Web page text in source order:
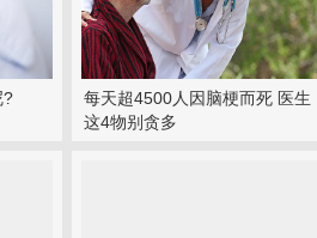
?
每天超4500人因脑梗而死 医生
这4物别贪多